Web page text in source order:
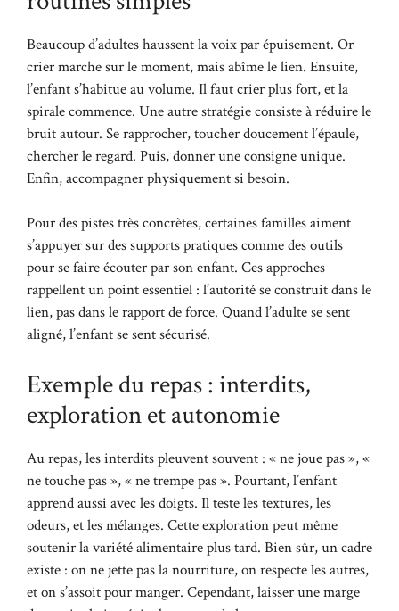
Beaucoup d’adultes haussent la voix par épuisement. Or
crier marche sur le moment, mais abîme le lien. Ensuite,
l’enfant s’habitue au volume. Il faut crier plus fort, et la
spirale commence. Une autre stratégie consiste à réduire le
bruit autour. Se rapprocher, toucher doucement l’épaule,
chercher le regard. Puis, donner une consigne unique.
Enfin, accompagner physiquement si besoin.
Pour des pistes très concrètes, certaines familles aiment
s’appuyer sur des supports pratiques commedes outils
pour se faire écouter par son enfant. Ces approches
rappellent un point essentiel : l’autorité se construit dans le
lien, pas dans le rapport de force. Quand l’adulte se sent
aligné, l’enfant se sent sécurisé.
Exemple du repas : interdits,
exploration et autonomie
Au repas, les interdits pleuvent souvent : « ne joue pas », «
ne touche pas », « ne trempe pas ». Pourtant, l’enfant
apprend aussi avec les doigts. Il teste les textures, les
odeurs, et les mélanges. Cette exploration peut même
soutenir la variété alimentaire plus tard. Bien sûr, un cadre
existe : on ne jette pas la nourriture, on respecte les autres,
et on s’assoit pour manger. Cependant, laisser une marge